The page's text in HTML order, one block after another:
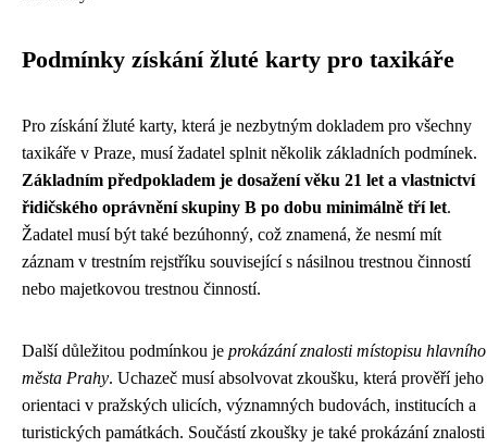
Podmínky získání žluté karty pro taxikáře
Pro získání žluté karty, která je nezbytným dokladem pro všechny
taxikáře v Praze, musí žadatel splnit několik základních podmínek.
Základním předpokladem je dosažení věku 21 let a vlastnictví
řidičského oprávnění skupiny B po dobu minimálně tří let.
Žadatel musí být také bezúhonný, což znamená, že nesmí mít
záznam v trestním rejstříku související s násilnou trestnou činností
nebo majetkovou trestnou činností.
Další důležitou podmínkou je prokázání znalosti místopisu hlavního
města Prahy. Uchazeč musí absolvovat zkoušku, která prověří jeho
orientaci v pražských ulicích, významných budovách, institucích a
turistických památkách. Součástí zkoušky je také prokázání znalosti